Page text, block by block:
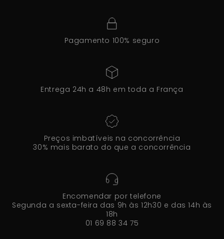
Pagamento 100% seguro
Entrega 24h a 48h em toda a França
Preços imbatíveis na concorrência
30% mais barato do que a concorrência
Encomendar por telefone
Segunda a sexta-feira das 9h às 12h30 e das 14h às
18h
01 69 88 34 75